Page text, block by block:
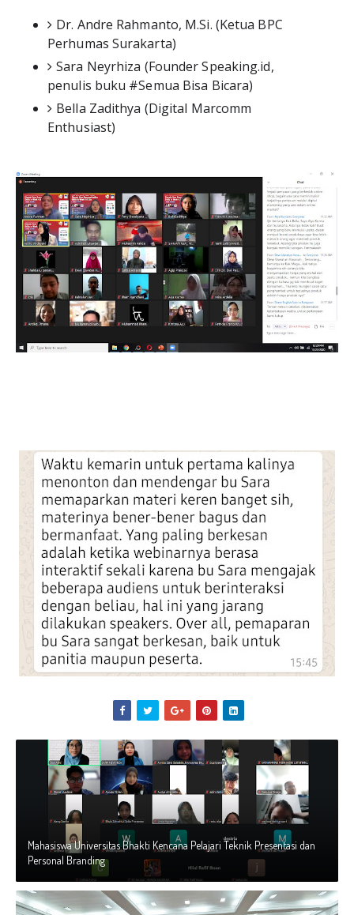
Dr. Andre Rahmanto, M.Si. (Ketua BPC
Perhumas Surakarta)
Sara Neyrhiza (Founder Speaking.id,
penulis buku #Semua Bisa Bicara)
Bella Zadithya (Digital Marcomm
Enthusiast)
Mahasiswa Universitas Bhakti Kencana Pelajari Teknik Presentasi dan
Personal Branding